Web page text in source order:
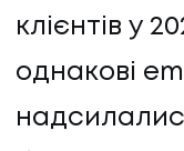
клієнтів у
однакові